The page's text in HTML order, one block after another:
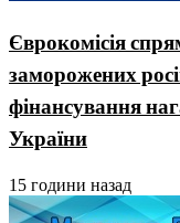
Єврокомісія
заморожених
фінансування
України
15 години назад